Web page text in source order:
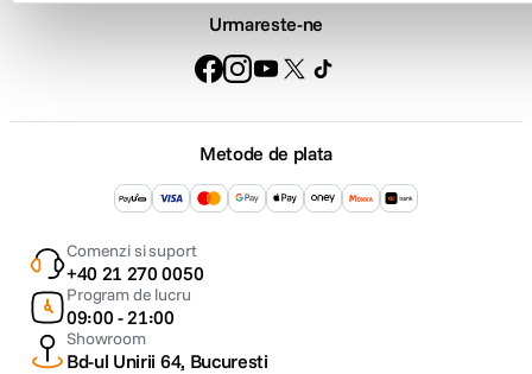
Urmareste-ne
Metode de plata
Comenzi si suport
+40 21 270 0050
Program de lucru
09:00 - 21:00
Showroom
Bd-ul Unirii 64, Bucuresti